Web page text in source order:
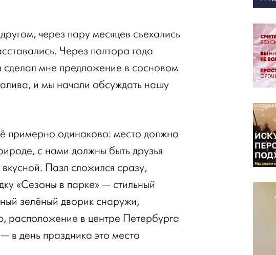
через пару месяцев съехались
Через полтора года
сделал мне предложение в сосновом
и мы начали обсуждать нашу
примерно одинаково: место должно
с нами должны быть друзья
Пазл сложился сразу,
«Сезоны в парке» — стильный
зелёный дворик снаружи,
расположение в центре Петербурга
— в день праздника это место